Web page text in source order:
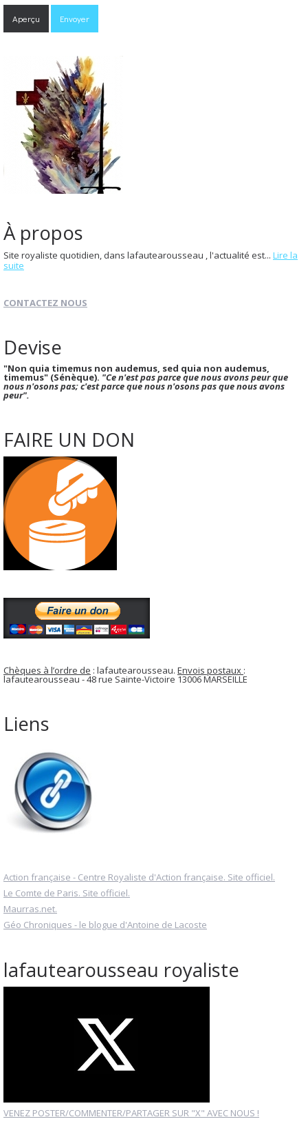
À propos
Site royaliste quotidien, dans lafautearousseau , l'actualité est... Lire la
suite
CONTACTEZ NOUS
Devise
"Non quia timemus non audemus, sed quia non audemus,
timemus" (Sénèque). "Ce n'est pas parce que nous avons peur que
nous n'osons pas; c'est parce que nous n'osons pas que nous avons
peur".
FAIRE UN DON
Chèques à l’ordre de : lafautearousseau. Envois postaux :
lafautearousseau - 48 rue Sainte-Victoire 13006 MARSEILLE
Liens
Action française - Centre Royaliste d'Action française. Site officiel.
Le Comte de Paris. Site officiel.
Maurras.net.
Géo Chroniques - le blogue d'Antoine de Lacoste
lafautearousseau royaliste
VENEZ POSTER/COMMENTER/PARTAGER SUR "X" AVEC NOUS !